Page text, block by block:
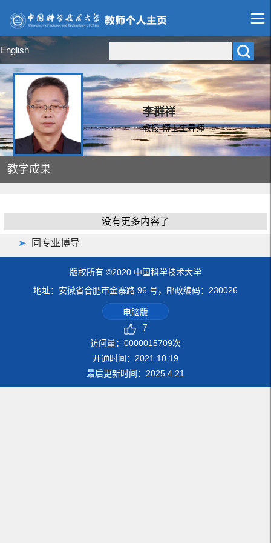
English
李群祥
教授 博士生导师
教学成果
没有更多内容了
同专业博导
版权所有 ©2020 中国科学技术大学
地址：安徽省合肥市金寨路 96 号，邮政编码：230026
电脑版
7
访问量： 0000015709次
开通时间： 2021 10 19
最后更新时间： 2025 4 21